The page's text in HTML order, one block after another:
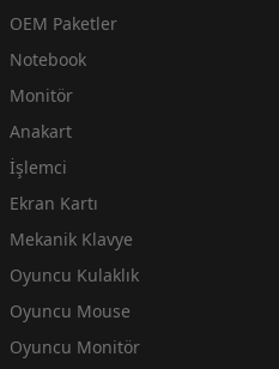
OEM Paketler
Notebook
Monitör
Anakart
İşlemci
Ekran Kartı
Mekanik Klavye
Oyuncu Kulaklık
Oyuncu Mouse
Oyuncu Monitör